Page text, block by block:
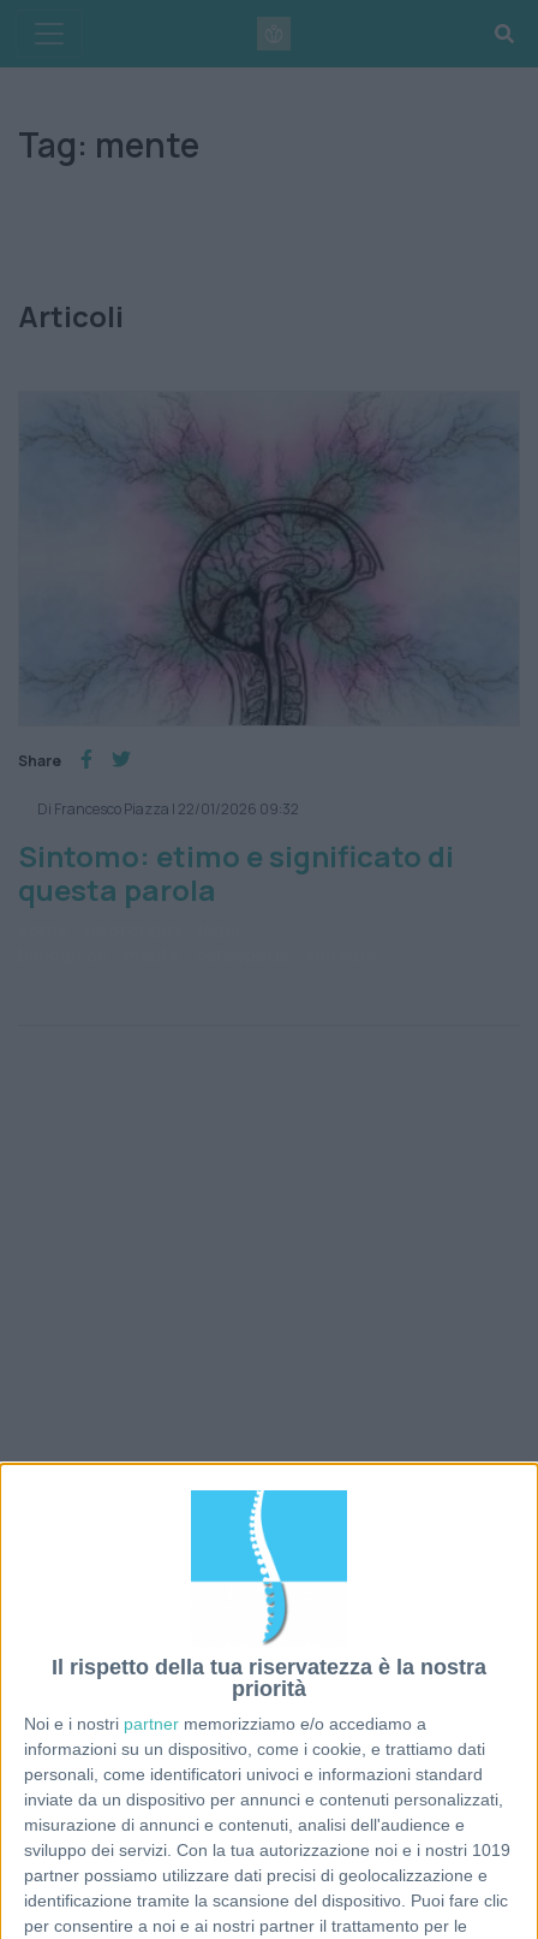
Il rispetto della tua riservatezza è la nostra
priorità
Noi e i nostri partner memorizziamo e/o accediamo a
informazioni su un dispositivo, come i cookie, e trattiamo dati
personali, come identificatori univoci e informazioni standard
inviate da un dispositivo per annunci e contenuti personalizzati,
misurazione di annunci e contenuti, analisi dell'audience e
sviluppo dei servizi. Con la tua autorizzazione noi e i nostri 1019
partner possiamo utilizzare dati precisi di geolocalizzazione e
identificazione tramite la scansione del dispositivo. Puoi fare clic
per consentire a noi e ai nostri partner il trattamento per le
content
Tag: mente
Articoli
Share
Di Francesco Piazza | 22/01/2026 09:32
Sintomo: etimo e significato di
questa parola